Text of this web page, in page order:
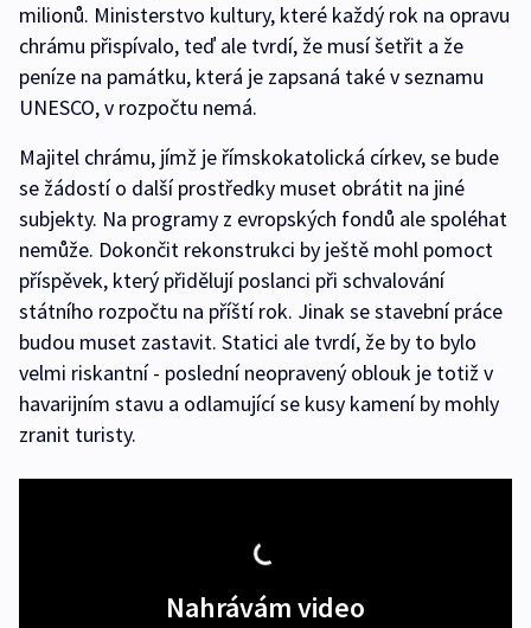
milionů. Ministerstvo kultury, které každý rok na opravu
chrámu přispívalo, teď ale tvrdí, že musí šetřit a že
peníze na památku, která je zapsaná také v seznamu
UNESCO, v rozpočtu nemá.
Majitel chrámu, jímž je římskokatolická církev, se bude
se žádostí o další prostředky muset obrátit na jiné
subjekty. Na programy z evropských fondů ale spoléhat
nemůže. Dokončit rekonstrukci by ještě mohl pomoct
příspěvek, který přidělují poslanci při schvalování
státního rozpočtu na příští rok. Jinak se stavební práce
budou muset zastavit. Statici ale tvrdí, že by to bylo
velmi riskantní - poslední neopravený oblouk je totiž v
havarijním stavu a odlamující se kusy kamení by mohly
zranit turisty.
Nahrávám video